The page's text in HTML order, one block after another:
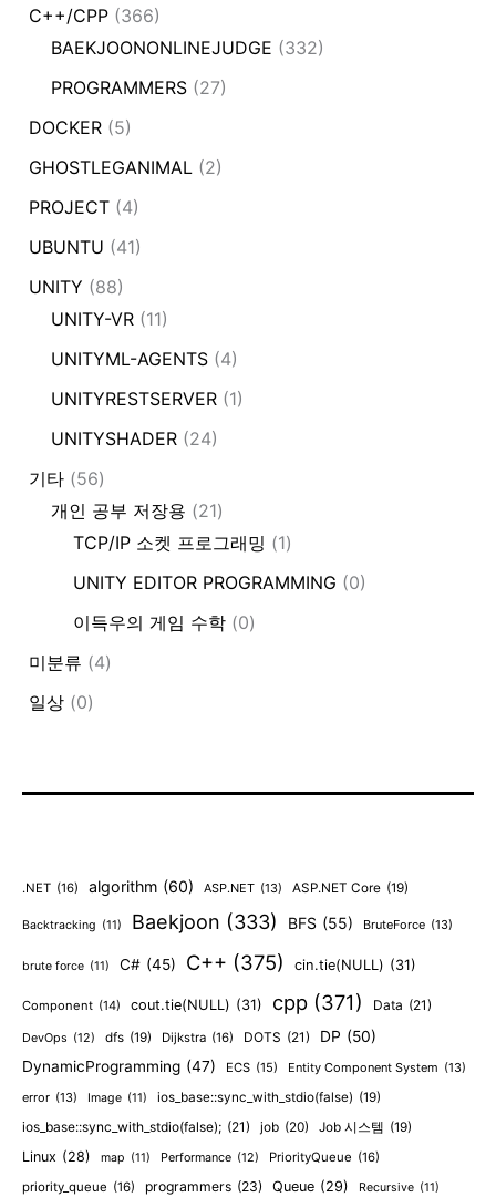
C++/CPP (366)
BAEKJOONONLINEJUDGE (332)
PROGRAMMERS (27)
DOCKER (5)
GHOSTLEGANIMAL (2)
PROJECT (4)
UBUNTU (41)
UNITY (88)
UNITY-VR (11)
UNITYML-AGENTS (4)
UNITYRESTSERVER (1)
UNITYSHADER (24)
기타 (56)
개인 공부 저장용 (21)
TCP/IP 소켓 프로그래밍 (1)
UNITY EDITOR PROGRAMMING (0)
이득우의 게임 수학 (0)
미분류 (4)
일상 (0)
.NET (16) algorithm (60) ASP.NET (13) ASP.NET Core (19)
Backtracking (11) Baekjoon (333) BFS (55) BruteForce (13)
brute force (11) C# (45) C++ (375) cin.tie(NULL) (31)
Component (14) cout.tie(NULL) (31) cpp (371) Data (21)
DevOps (12) dfs (19) Dijkstra (16) DOTS (21) DP (50)
DynamicProgramming (47) ECS (15) Entity Component System (13)
error (13) Image (11) ios_base::sync_with_stdio(false) (19)
ios_base::sync_with_stdio(false); (21) job (20) Job 시스템 (19)
Linux (28) map (11) Performance (12) PriorityQueue (16)
priority_queue (16) programmers (23) Queue (29) Recursive (11)